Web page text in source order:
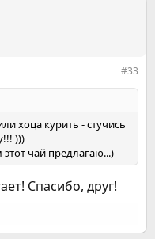
#33
хоца курить - стучись
)))
этот чай предлагаю...)
Спасибо, друг!